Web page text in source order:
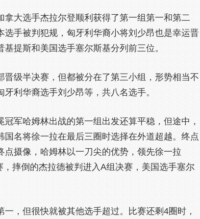
大选手杰拉尔登顺利获得了第一组第一和第二
手被判犯规，匈牙利华裔小将刘少昂也是幸运晋
提斯和美国选手塞尔斯基分列前三位。
级半决赛，但都被分在了第三小组，形势相当不
利华裔选手刘少昂等，共八名选手。
哈姆林出战的第一组出发还算平稳，但途中，
名将徐一拉在最后三圈时选择在外道超越。终点
摄像，哈姆林以一刀尖的优势，领先徐一拉
摔倒的杰拉德被判进入A组决赛，美国选手塞尔
但很快就被其他选手超过。比赛还剩4圈时，